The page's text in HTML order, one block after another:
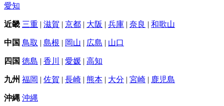
愛知
近畿 三重 | 滋賀 | 京都 | 大阪 | 兵庫 | 奈良 | 和歌山
中国 鳥取 | 島根 | 岡山 | 広島 | 山口
四国 徳島 | 香川 | 愛媛 | 高知
九州 福岡 | 佐賀 | 長崎 | 熊本 | 大分 | 宮崎 | 鹿児島
沖縄 沖縄